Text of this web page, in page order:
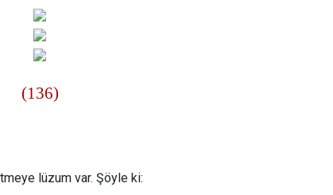
(136)
lüzum var. Şöyle ki: